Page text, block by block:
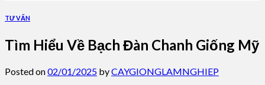
TƯ VẤN
Tìm Hiểu Về Bạch Đàn Chanh Giống Mỹ
Posted on02/01/2025 byCAYGIONGLAMNGHIEP